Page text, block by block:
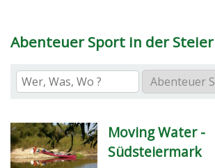
Abenteuer Sport in der
Moving Water -
Südsteiermark